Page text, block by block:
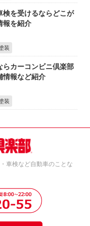
検を受けるならどこが
報を紹介
装
らカーコンビニ倶楽部
情報など紹介
装
車検など自動車のことな